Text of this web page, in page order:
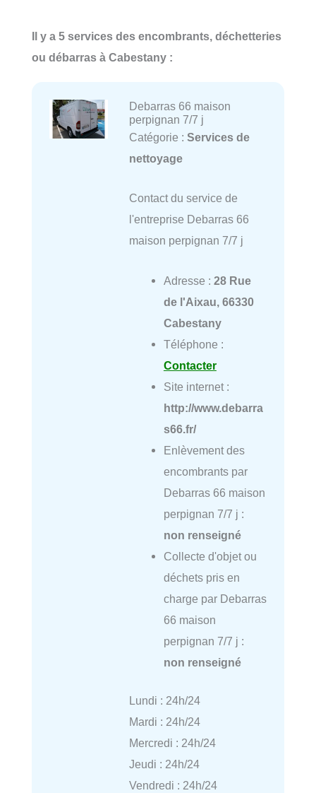
Il y a 5 services des encombrants, déchetteries
ou débarras à Cabestany :
Debarras 66 maison
perpignan 7/7 j
Catégorie : Services de
nettoyage
Contact du service de
l'entreprise Debarras 66
maison perpignan 7/7 j
Adresse : 28 Rue
de l'Aixau, 66330
Cabestany
Téléphone :
Contacter
Site internet :
http://www.debarra
s66.fr/
Enlèvement des
encombrants par
Debarras 66 maison
perpignan 7/7 j :
non renseigné
Collecte d'objet ou
déchets pris en
charge par Debarras
66 maison
perpignan 7/7 j :
non renseigné
Lundi : 24h/24
Mardi : 24h/24
Mercredi : 24h/24
Jeudi : 24h/24
Vendredi : 24h/24